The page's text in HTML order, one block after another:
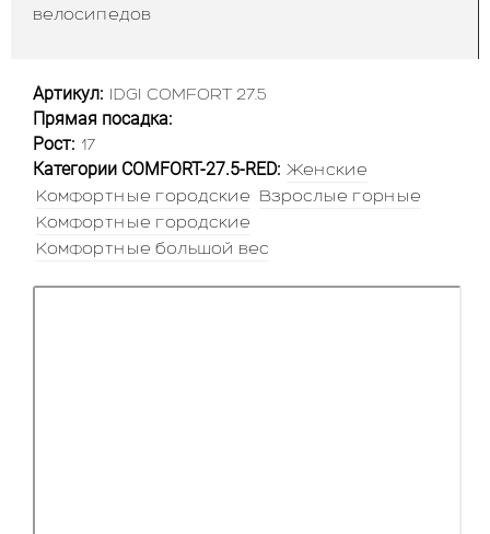
велосипедов
Артикул: IDGI COMFORT 27.5
Прямая посадка:
Рост: 17
Категории COMFORT-27.5-RED: Женские
Комфортные городские Взрослые горные
Комфортные городские
Комфортные большой вес